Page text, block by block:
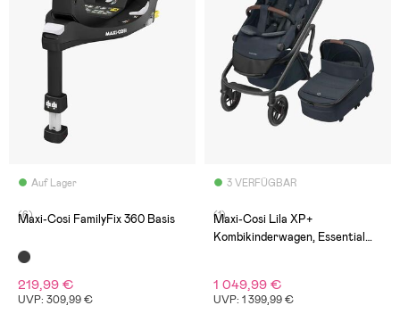
Auf Lager
(6)
Maxi-Cosi FamilyFix 360 Basis
219,99 €
UVP: 309,99 €
3 VERFÜGBAR
(1)
Maxi-Cosi Lila XP+
Kombikinderwagen, Essential
1 049,99 €
UVP: 1 399,99 €